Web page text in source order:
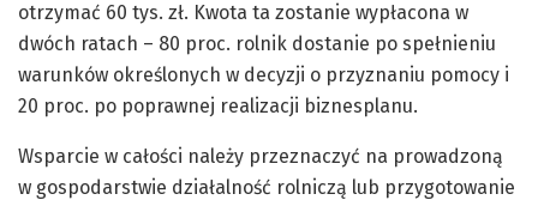
otrzymać 60 tys. zł. Kwota ta zostanie wypłacona w
dwóch ratach – 80 proc. rolnik dostanie po spełnieniu
warunków określonych w decyzji o przyznaniu pomocy i
20 proc. po poprawnej realizacji biznesplanu.
Wsparcie w całości należy przeznaczyć na prowadzoną
w gospodarstwie działalność rolniczą lub przygotowanie